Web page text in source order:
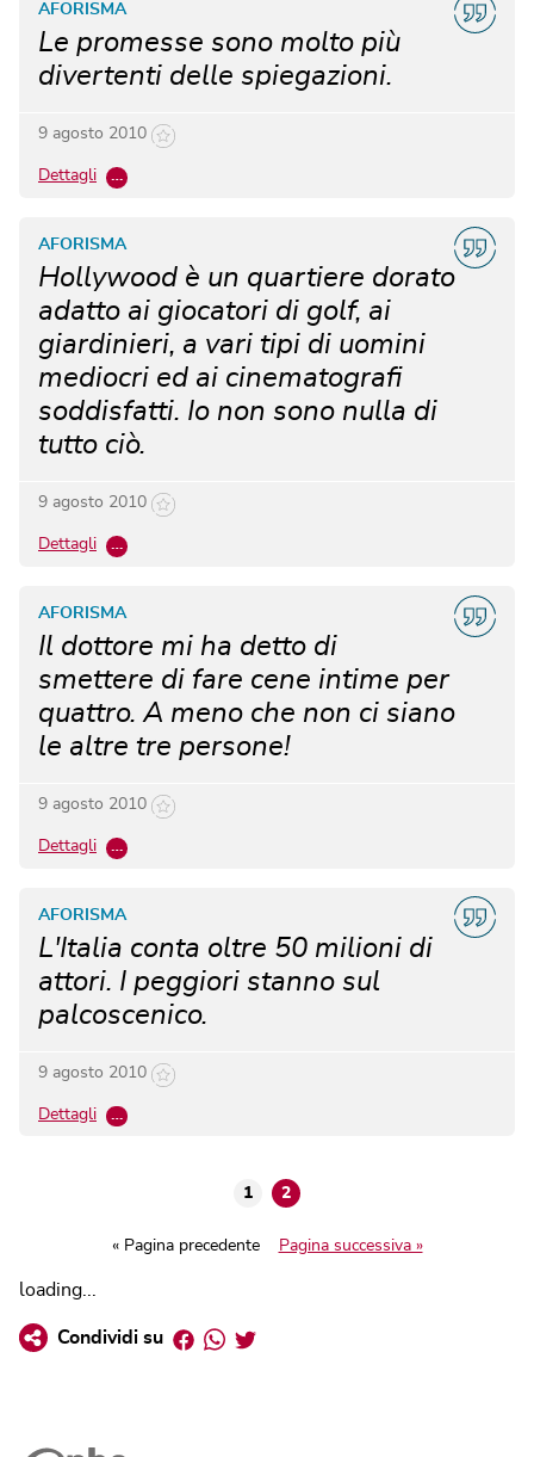
Le promesse sono molto più
divertenti delle spiegazioni.
AFORISMA
9 agosto 2010
Dettagli …
Hollywood è un quartiere dorato
adatto ai giocatori di golf, ai
giardinieri, a vari tipi di uomini
mediocri ed ai cinematografi
soddisfatti. Io non sono nulla di
tutto ciò.
AFORISMA
9 agosto 2010
Dettagli …
Il dottore mi ha detto di
smettere di fare cene intime per
quattro. A meno che non ci siano
le altre tre persone!
AFORISMA
9 agosto 2010
Dettagli …
L'Italia conta oltre 50 milioni di
attori. I peggiori stanno sul
palcoscenico.
AFORISMA
9 agosto 2010
Dettagli …
1 2
« Pagina precedente Pagina successiva »
loading...
Condividi su Facebook
Whatsapp
Twitter